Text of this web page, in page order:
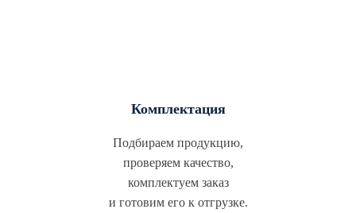
Комплектация
Подбираем продукцию,
проверяем качество,
комплектуем заказ
и готовим его к отгрузке.